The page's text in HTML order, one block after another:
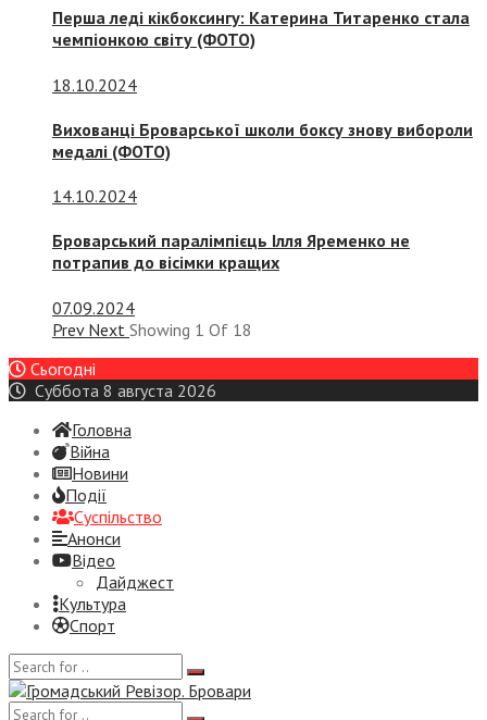
Перша леді кікбоксингу: Катерина Титаренко стала
чемпіонкою світу (ФОТО)
18.10.2024
Вихованці Броварської школи боксу знову вибороли
медалі (ФОТО)
14.10.2024
Броварський паралімпієць Ілля Яременко не
потрапив до вісімки кращих
07.09.2024
Prev Next Showing 1 Of 18
Сьогодні
Суббота 8 августа 2026
Головна
Війна
Новини
Події
Суспiльство
Анонси
Відео
Дайджест
Культура
Спорт